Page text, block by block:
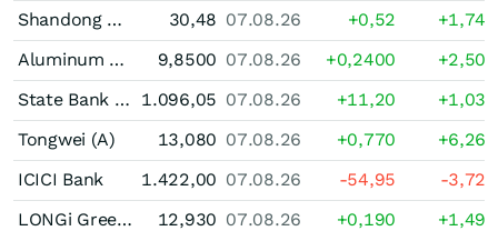
Shandong Gold Mining (A)
30,48 07.08.26 +0,52
+1,74
Aluminum of China (A)
9,8500 07.08.26 +0,2400
+2,50
State Bank of India
1.096,05 07.08.26 +11,20
+1,03
Tongwei (A)
13,080 07.08.26 +0,770
+6,26
ICICI Bank
1.422,00 07.08.26 -54,95
-3,72
LONGi Green Energy Technology Registered (A)
12,930 07.08.26 +0,190
+1,49